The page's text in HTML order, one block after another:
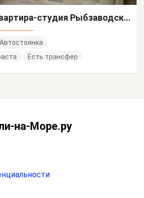
1-комнатная квартира-студия Рыбзаводская 75 кв 14
Автостоянка
Есть трансфер
на-Море.ру